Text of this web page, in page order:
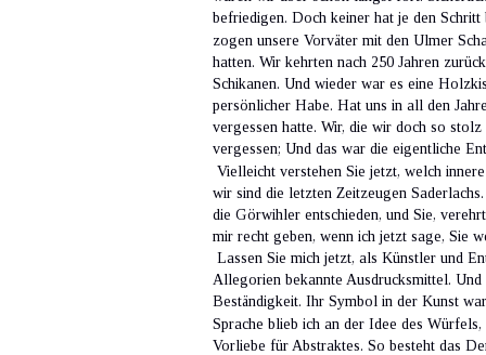
befriedigen. Doch keiner hat je den
zogen unsere Vorväter mit den Ulmer
hatten. Wir kehrten nach 250 Jahren
Schikanen. Und wieder war es eine
persönlicher Habe. Hat uns in all den
vergessen hatte. Wir, die wir doch so
vergessen; Und das war die eigentliche
Vielleicht verstehen Sie jetzt, welch
wir sind die letzten Zeitzeugen
die Görwihler entschieden, und Sie,
mir recht geben, wenn ich jetzt sage, Sie
Lassen Sie mich jetzt, als Künstler und
Allegorien bekannte Ausdrucksmittel.
Beständigkeit. Ihr Symbol in der Kunst
Sprache blieb ich an der Idee des
Vorliebe für Abstraktes. So besteht das